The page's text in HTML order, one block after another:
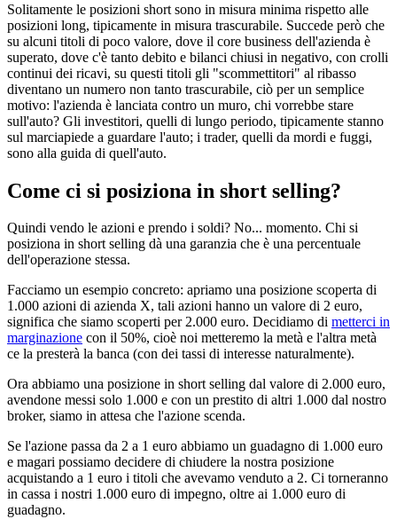
Solitamente le posizioni short sono in misura minima rispetto alle
posizioni long, tipicamente in misura trascurabile. Succede però che
su alcuni titoli di poco valore, dove il core business dell'azienda è
superato, dove c'è tanto debito e bilanci chiusi in negativo, con crolli
continui dei ricavi, su questi titoli gli "scommettitori" al ribasso
diventano un numero non tanto trascurabile, ciò per un semplice
motivo: l'azienda è lanciata contro un muro, chi vorrebbe stare
sull'auto? Gli investitori, quelli di lungo periodo, tipicamente stanno
sul marciapiede a guardare l'auto; i trader, quelli da mordi e fuggi,
sono alla guida di quell'auto.
Come ci si posiziona in short selling?
Quindi vendo le azioni e prendo i soldi? No... momento. Chi si
posiziona in short selling dà una garanzia che è una percentuale
dell'operazione stessa.
Facciamo un esempio concreto: apriamo una posizione scoperta di
1.000 azioni di azienda X, tali azioni hanno un valore di 2 euro,
significa che siamo scoperti per 2.000 euro. Decidiamo di metterci in
marginazione con il 50%, cioè noi metteremo la metà e l'altra metà
ce la presterà la banca (con dei tassi di interesse naturalmente).
Ora abbiamo una posizione in short selling dal valore di 2.000 euro,
avendone messi solo 1.000 e con un prestito di altri 1.000 dal nostro
broker, siamo in attesa che l'azione scenda.
Se l'azione passa da 2 a 1 euro abbiamo un guadagno di 1.000 euro
e magari possiamo decidere di chiudere la nostra posizione
acquistando a 1 euro i titoli che avevamo venduto a 2. Ci torneranno
in cassa i nostri 1.000 euro di impegno, oltre ai 1.000 euro di
guadagno.